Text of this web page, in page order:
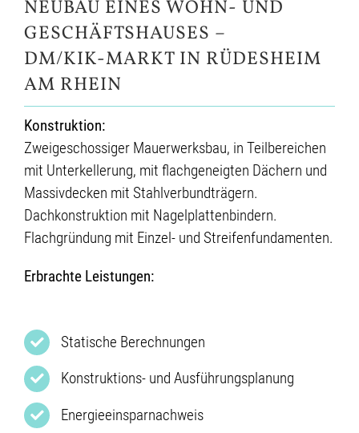
NEUBAU EINES WOHN- UND
GESCHÄFTSHAUSES –
DM/KIK-MARKT IN RÜDESHEIM
AM RHEIN
Konstruktion:
Zweigeschossiger Mauerwerksbau, in Teilbereichen
mit Unterkellerung, mit flachgeneigten Dächern und
Massivdecken mit Stahlverbundträgern.
Dachkonstruktion mit Nagelplattenbindern.
Flachgründung mit Einzel- und Streifenfundamenten.
Erbrachte Leistungen:
Statische Berechnungen
Konstruktions- und Ausführungsplanung
Energieeinsparnachweis